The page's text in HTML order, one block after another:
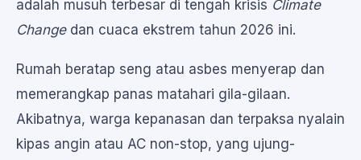
adalah musuh terbesar di tengah krisis Climate
Changedan cuaca ekstrem tahun 2026 ini.
Rumah beratap seng atau asbes menyerap dan
memerangkap panas matahari gila-gilaan.
Akibatnya, warga kepanasan dan terpaksa nyalain
kipas angin atau AC non-stop, yang ujung-